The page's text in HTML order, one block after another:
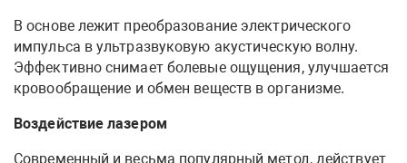
В основе лежит преобразование электрического
импульса в ультразвуковую акустическую волну.
Эффективно снимает болевые ощущения, улучшается
кровообращение и обмен веществ в организме.
Воздействие лазером
Современный и весьма популярный метод, действует